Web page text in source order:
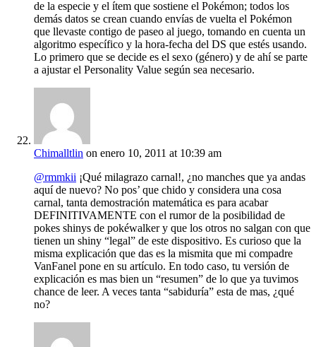
de la especie y el ítem que sostiene el Pokémon; todos los
demás datos se crean cuando envías de vuelta el Pokémon
que llevaste contigo de paseo al juego, tomando en cuenta un
algoritmo específico y la hora-fecha del DS que estés usando.
Lo primero que se decide es el sexo (género) y de ahí se parte
a ajustar el Personality Value según sea necesario.
Chimalltlin on enero 10, 2011 at 10:39 am
@rmmkii ¡Qué milagrazo carnal!, ¿no manches que ya andas
aquí de nuevo? No pos’ que chido y considera una cosa
carnal, tanta demostración matemática es para acabar
DEFINITIVAMENTE con el rumor de la posibilidad de
pokes shinys de pokéwalker y que los otros no salgan con que
tienen un shiny “legal” de este dispositivo. Es curioso que la
misma explicación que das es la mismita que mi compadre
VanFanel pone en su artículo. En todo caso, tu versión de
explicación es mas bien un “resumen” de lo que ya tuvimos
chance de leer. A veces tanta “sabiduría” esta de mas, ¿qué
no?